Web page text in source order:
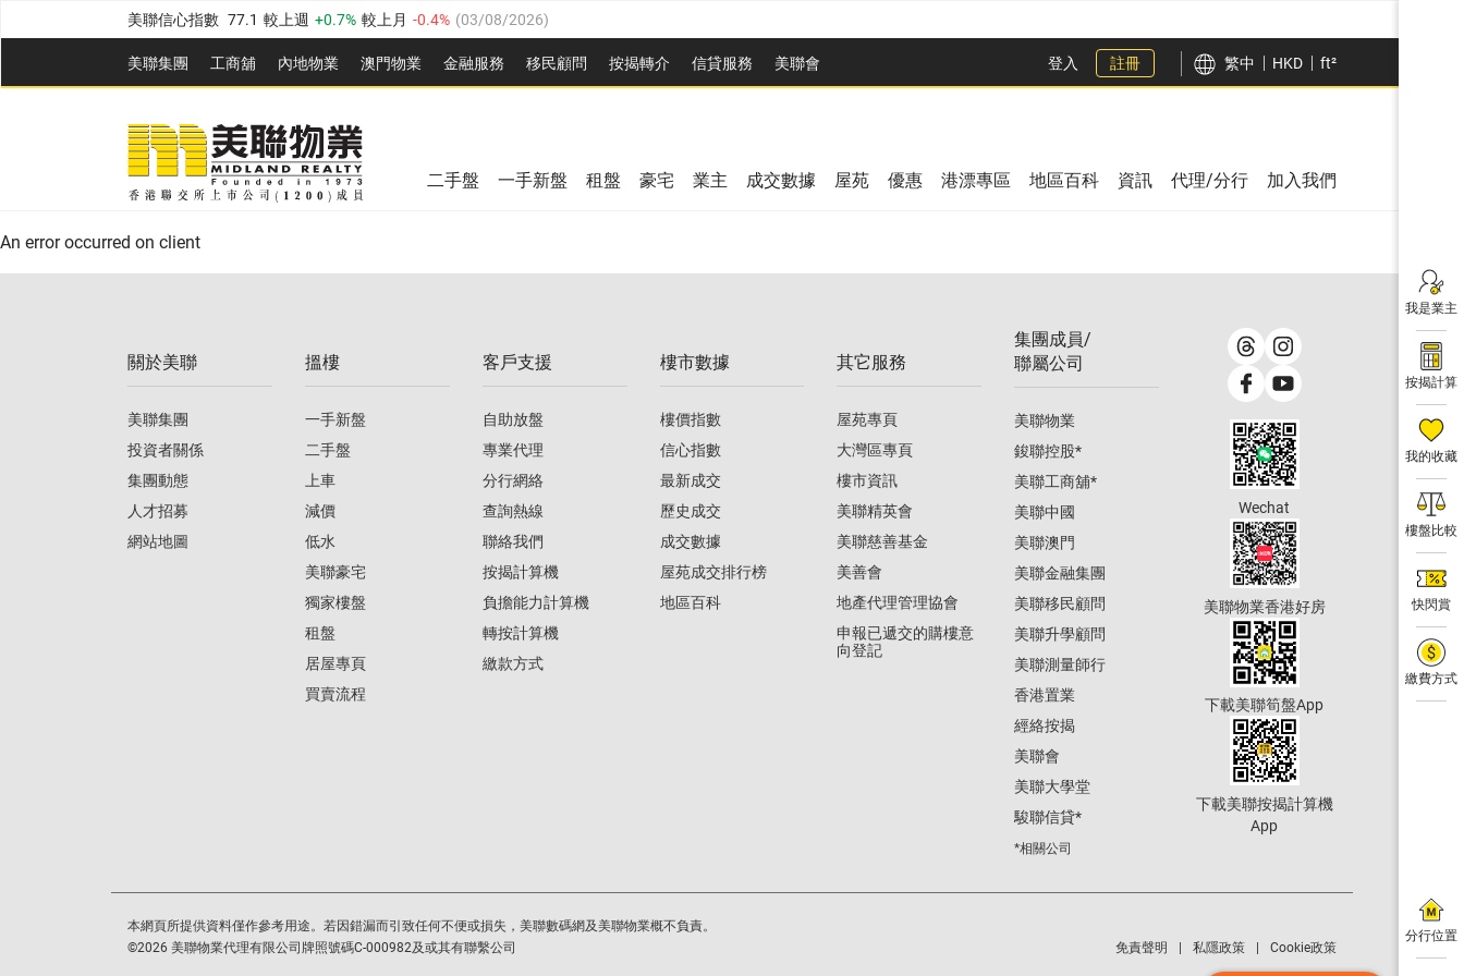
美聯信心指數 77.1 較上週 0.7% 較上月 -0.4% (03/08/2026)
全港樓價指數 149.1 較上週 0% 較上月 0.4% (03/08/2026)
港島樓價指數 157.4 較上週 -0.3% 較上月 -0.8% (03/08/2026)
九龍樓價指數 156.4 較上週 -0.1%
新界樓價指數 134.8 較上週 0.1% 0.9% 03/08/2026
美聯信心指數 77.1 較上週 0.7% 較上月
美聯集團 工商舖 內地物業 澳門物業 金融服務 移民顧問 按揭轉介 信貸服務 美聯會
全港樓價指數 149.1 較上週 0% 較上月
美聯信心指數 較上週 0.7% 03/08/2026)
登入 註冊 繁中 HKD ft²
我是業主
按揭計算
我的收藏
樓盤比較
快閃賞
繳費方式
分行位置
二手盤 一手新盤 租盤 豪宅 業主 成交數據 屋苑 優惠 港漂專區 地區百科 資訊 代理/分行 加入我們
An error occurred on client
關於美聯
美聯集團
投資者關係
集團動態
人才招募
網站地圖
搵樓
一手新盤
二手盤
上車
減價
低水
美聯豪宅
獨家樓盤
租盤
居屋專頁
買賣流程
客戶支援
自助放盤
專業代理
分行網絡
查詢熱線
聯絡我們
按揭計算機
負擔能力計算機
轉按計算機
繳款方式
樓市數據
樓價指數
信心指數
最新成交
歷史成交
成交數據
屋苑成交排行榜
地區百科
其它服務
屋苑專頁
大灣區專頁
樓市資訊
美聯精英會
美聯慈善基金
美善會
地產代理管理協會
申報已遞交的購樓意
向登記
集團成員/
聯屬公司
美聯物業
鋑聯控股*
美聯工商舖*
美聯中國
美聯澳門
美聯金融集團
美聯移民顧問
美聯升學顧問
美聯測量師行
香港置業
經絡按揭
美聯會
美聯大學堂
駿聯信貸*
*相關公司
Wechat
美聯物業香港好房
下載美聯筍盤App
下載美聯按揭計算機
App
本網頁所提供資料僅作參考用途。若因錯漏而引致任何不便或損失，美聯數碼網及美聯物業概不負責。
©2026 美聯物業代理有限公司牌照號碼C-000982及或其有聯繫公司 免責聲明 私隱政策 Cookie政策